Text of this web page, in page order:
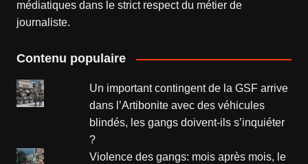
médiatiques dans le strict respect du métier de
journaliste.
Contenu populaire
Un important contingent de la GSF arrive
dans l’Artibonite avec des véhicules
blindés, les gangs doivent-ils s’inquiéter
?
Violence des gangs: mois après mois, le